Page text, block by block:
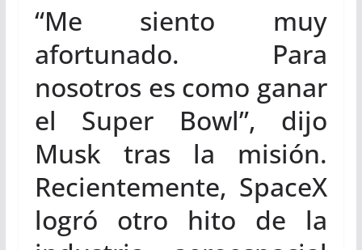
“Me siento muy
afortunado. Para
nosotros es como ganar
el Super Bowl”, dijo
Musk tras la misión.
Recientemente, SpaceX
logró otro hito de la